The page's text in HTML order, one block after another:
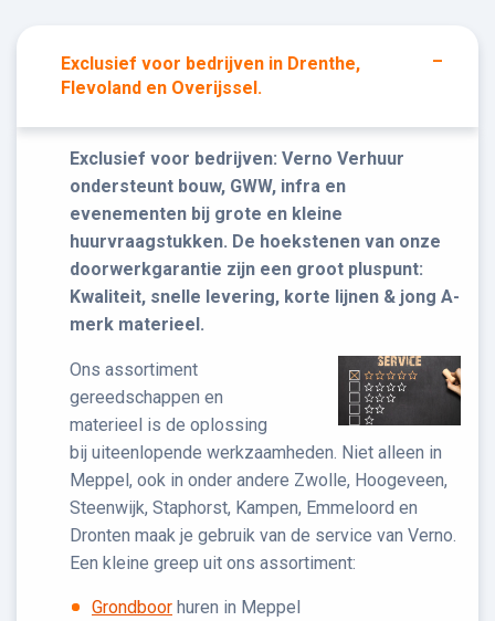
Exclusief voor bedrijven in Drenthe,
Flevoland en Overijssel.
​Exclusief voor bedrijven: Verno Verhuur
ondersteunt bouw, GWW, infra en
evenementen bij grote en kleine
huurvraagstukken. De hoekstenen van onze
doorwerkgarantie zijn een groot pluspunt:
Kwaliteit, snelle levering, korte lijnen & jong A-
merk materieel.
Ons assortiment
gereedschappen en
materieel is de oplossing
bij uiteenlopende werkzaamheden. Niet alleen in
Meppel, ook in onder andere Zwolle, Hoogeveen,
Steenwijk, Staphorst, Kampen, Emmeloord en
Dronten maak je gebruik van de service van Verno.
Een kleine greep uit ons assortiment:
Grondboor huren in Meppel